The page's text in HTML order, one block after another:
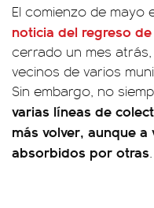
El comienzo de mayo
noticia del regreso de
cerrado un mes
vecinos de varios
Sin embargo, no
varias líneas de
más volver, aunque
absorbidos por otras.